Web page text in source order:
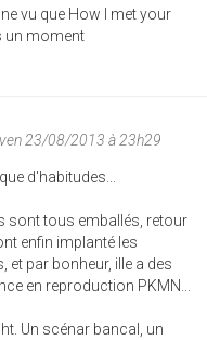
vu que How I met your
un moment
23/08/2013 à 23h29
d'habitudes...
sont tous emballés, retour
enfin implanté les
et par bonheur, ille a des
en reproduction PKMN...
Un scénar bancal, un